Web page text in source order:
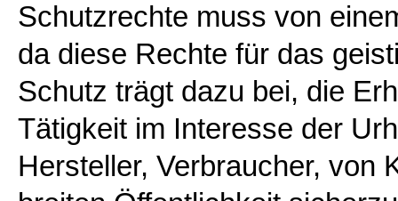
Schutzrechte muss von
da diese Rechte für das
Schutz trägt dazu bei, die
Tätigkeit im Interesse der
Hersteller, Verbraucher, von